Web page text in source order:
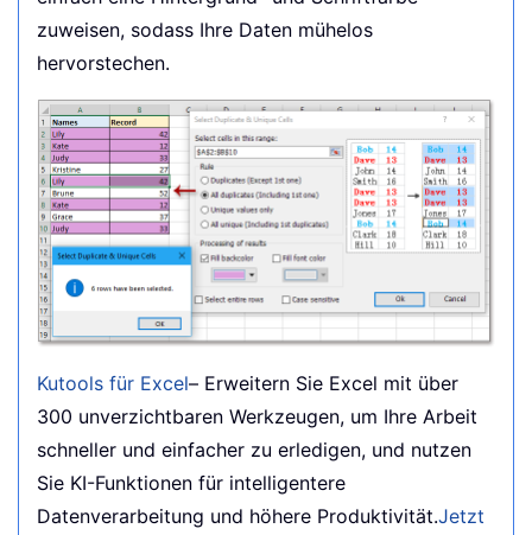
zuweisen, sodass Ihre Daten mühelos
hervorstechen.
Kutools für Excel– Erweitern Sie Excel mit über
300 unverzichtbaren Werkzeugen, um Ihre Arbeit
schneller und einfacher zu erledigen, und nutzen
Sie KI-Funktionen für intelligentere
Datenverarbeitung und höhere Produktivität.Jetzt